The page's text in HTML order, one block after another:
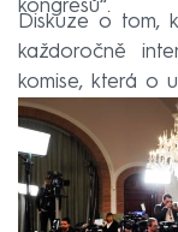
kongresů“.
Diskuze o tom,
každoročně
komise, která o